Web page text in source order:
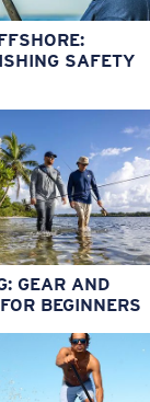
SAFETY
GEAR AND
BEGINNERS